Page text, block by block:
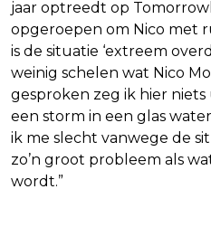
jaar optreedt op
opgeroepen om Nico met
is de situatie ‘extreem
weinig schelen wat Nico
gesproken zeg ik hier
een storm in een glas
ik me slecht vanwege de
zo’n groot probleem als
wordt.”